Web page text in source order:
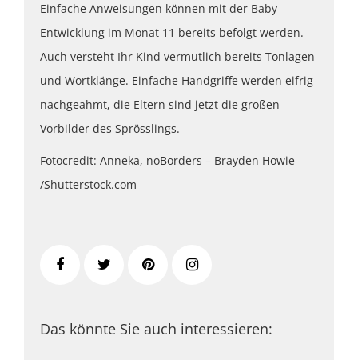
Einfache Anweisungen können mit der Baby
Entwicklung im Monat 11 bereits befolgt werden.
Auch versteht Ihr Kind vermutlich bereits Tonlagen
und Wortklänge. Einfache Handgriffe werden eifrig
nachgeahmt, die Eltern sind jetzt die großen
Vorbilder des Sprösslings.
Fotocredit: Anneka, noBorders – Brayden Howie
/Shutterstock.com
Das könnte Sie auch interessieren: